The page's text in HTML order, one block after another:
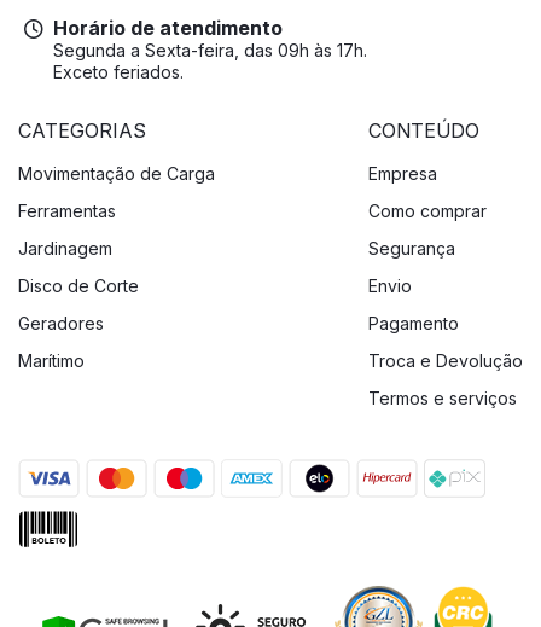
Horário de atendimento
Segunda a Sexta-feira, das 09h às 17h.
Exceto feriados.
CATEGORIAS
Movimentação de Carga
Ferramentas
Jardinagem
Disco de Corte
Geradores
Marítimo
CONTEÚDO
Empresa
Como comprar
Segurança
Envio
Pagamento
Troca e Devolução
Termos e serviços